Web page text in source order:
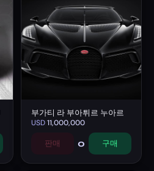
부가티 라 부아튀르 누아르
USD11,000,000
판매 0 구매